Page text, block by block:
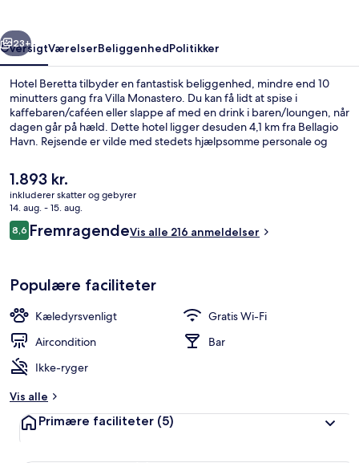
Næste
23+
OversigtVærelserBeliggenhedPolitikker
Hotel Beretta tilbyder en fantastisk beliggenhed, mindre end 10
minutters gang fra Villa Monastero. Du kan få lidt at spise i
kaffebaren/caféen eller slappe af med en drink i baren/loungen, når
dagen går på hæld. Dette hotel ligger desuden 4,1 km fra Bellagio
Havn. Rejsende er vilde med stedets hjælpsomme personale og
Den
nuværende
pris
er
1.893 kr.
1.893 kr.
inkluderer skatter og gebyrer
14. aug. - 15. aug.
Anmeldelser
8,68,6 ud af 10.
FremragendeVis alle 216 anmeldelser
Populære faciliteter
Kæledyrsvenligt
Gratis Wi-Fi
Aircondition
Bar
Ikke-ryger
Vis alle
Primære faciliteter (5)